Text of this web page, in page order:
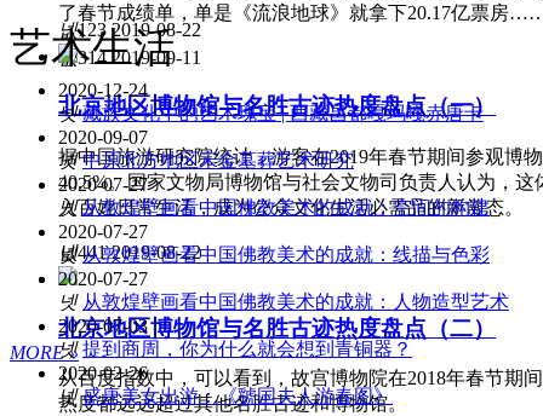
了春节成绩单，单是《流浪地球》就拿下20.17亿票房
넶314 2019-09-11
넶123 2019-08-22
北京地区博物馆与名胜古迹热度盘点（一）
据中国旅游研究院统计，游客在2019年春节期间参观博
40.5%。国家文物局博物馆与社会文物司负责人认为，
入百姓日常生活，成为公众文化生活必需品的新常态。
넶441 2019-08-22
北京地区博物馆与名胜古迹热度盘点（二）
从百度指数中，可以看到，故宫博物院在2018年春节期
热度都远远超过其他名胜古迹和博物馆。
MORE »
艺术生活
2020-12-24
넷 藏族文化中的艺术瑰宝 | 西藏昌都嘎玛嘎赤唐卡
2020-09-07
넷 中原北方地区宋金墓葬艺术研究
2020-07-27
넷 从敦煌壁画看中国佛教美术的成就：空间的构建
2020-07-27
넷 从敦煌壁画看中国佛教美术的成就：线描与色彩
2020-07-27
넷 从敦煌壁画看中国佛教美术的成就：人物造型艺术
2020-07-03
넷 提到商周，你为什么就会想到青铜器？
2020-02-26
넷 盛唐美女出游：《虢国夫人游春图》